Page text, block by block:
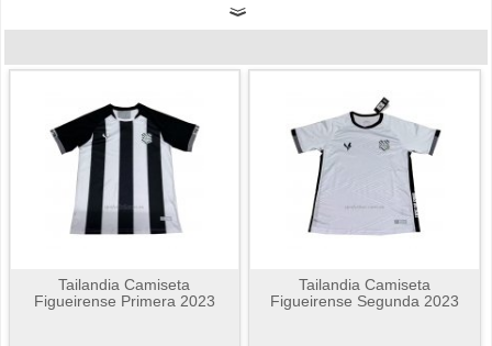
Tailandia Camiseta
Figueirense Primera 2023
Tailandia Camiseta
Figueirense Segunda 2023